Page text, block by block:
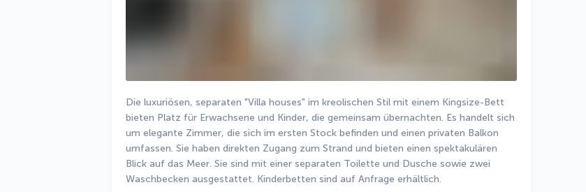
Die luxuriösen, separaten "Villa houses" im kreolischen Stil mit einem Kingsize-Bett
bieten Platz für Erwachsene und Kinder, die gemeinsam übernachten. Es handelt sich
um elegante Zimmer, die sich im ersten Stock befinden und einen privaten Balkon
umfassen. Sie haben direkten Zugang zum Strand und bieten einen spektakulären
Blick auf das Meer. Sie sind mit einer separaten Toilette und Dusche sowie zwei
Waschbecken ausgestattet. Kinderbetten sind auf Anfrage erhältlich.